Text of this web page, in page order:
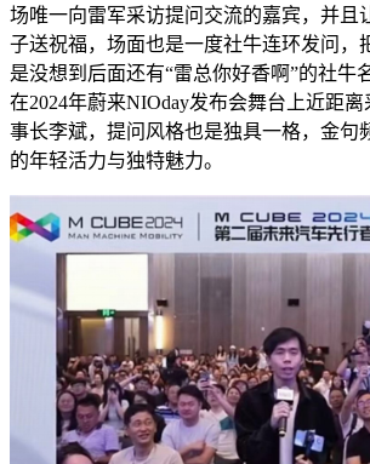
场唯一向雷军采访提问交流的嘉宾，并且
子送祝福，场面也是一度社牛连环发问，
是没想到后面还有“雷总你好香啊”的社牛
在2024年蔚来NIOday发布会舞台上近距
事长李斌，提问风格也是独具一格，金句
的年轻活力与独特魅力。